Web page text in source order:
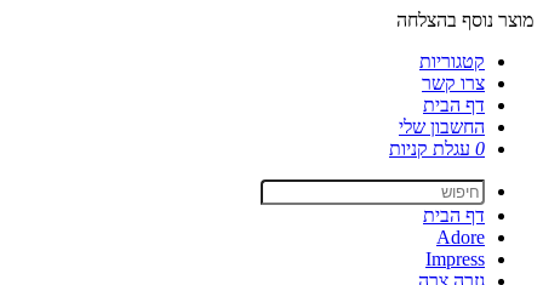
מוצר נוסף בהצלחה
קטגוריות
צרו קשר
דף הבית
החשבון שלי
0 עגלת קניות
דף הבית
Adore
Impress
גזרה צרה